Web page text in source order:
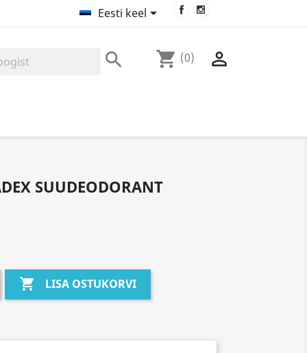
Eesti keel Facebook
 shopping_cart (0) 
SUUDEODORANT
 LISA OSTUKORVI